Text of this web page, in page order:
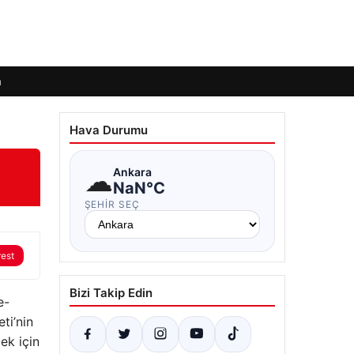
için
Hava Durumu
☁Ankara
NaN°C
ŞEHIR SEÇ
Bizi Takip Edin